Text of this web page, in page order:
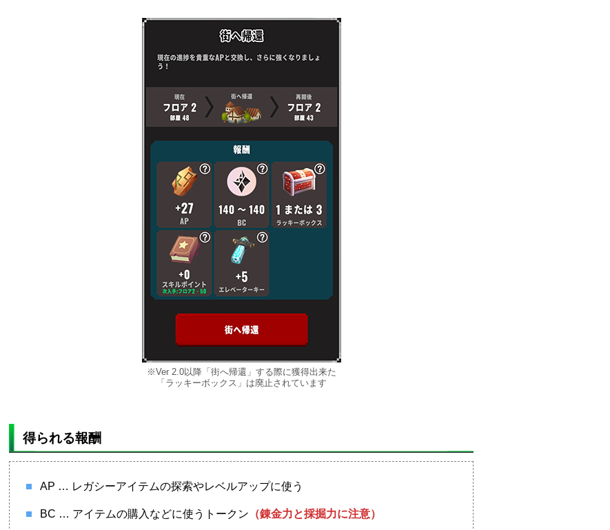
※Ver 2.0以降「街へ帰還」する際に獲得出来た
「ラッキーボックス」は廃止されています
得られる報酬
AP … レガシーアイテムの探索やレベルアップに使う
BC … アイテムの購入などに使うトークン （錬金力と採掘力に注意）